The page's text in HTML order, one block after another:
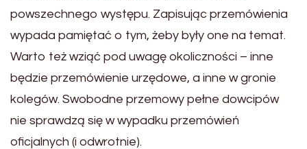
powszechnego występu. Zapisując przemówienia
wypada pamiętać o tym, żeby były one na temat.
Warto też wziąć pod uwagę okoliczności – inne
będzie przemówienie urzędowe, a inne w gronie
kolegów. Swobodne przemowy pełne dowcipów
nie sprawdzą się w wypadku przemówień
oficjalnych (i odwrotnie).